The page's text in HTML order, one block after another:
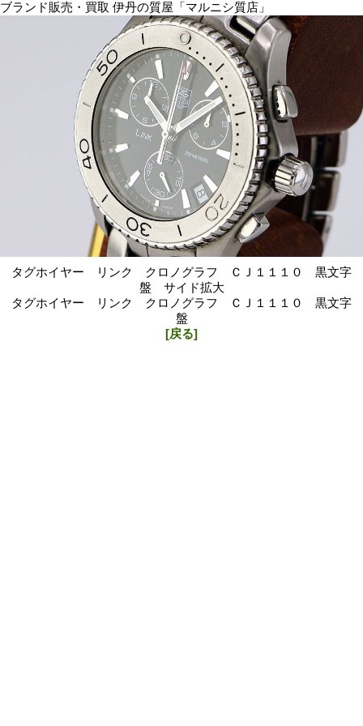
ブランド販売・買取 伊丹の質屋「マルニシ質店」
タグホイヤー リンク クロノグラフ ＣＪ１１１０ 黒文字
盤 サイド拡大
タグホイヤー リンク クロノグラフ ＣＪ１１１０ 黒文字
盤
[戻る]